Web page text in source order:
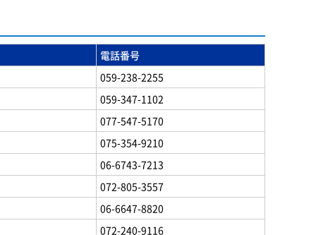
電話番号
059-238-2255
059-347-1102
077-547-5170
075-354-9210
06-6743-7213
072-805-3557
06-6647-8820
072-240-9116